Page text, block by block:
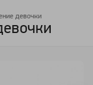
девочки